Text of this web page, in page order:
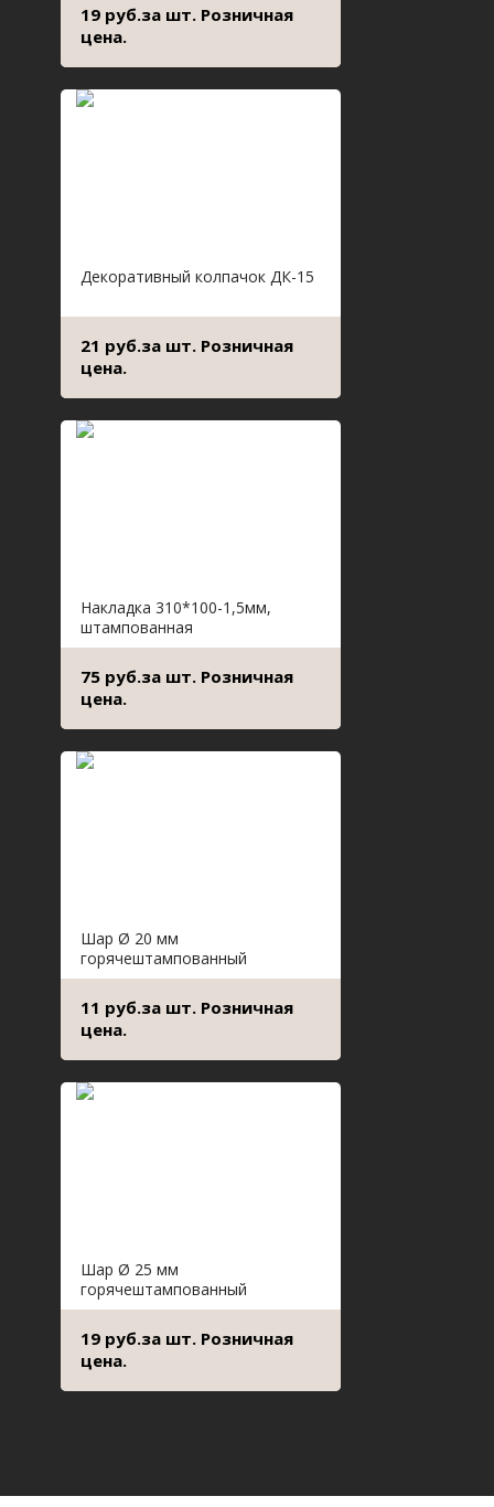
19 руб.за шт. Розничная
цена.
Декоративный колпачок ДК-15
21 руб.за шт. Розничная
цена.
Накладка 310*100-1,5мм,
штампованная
75 руб.за шт. Розничная
цена.
Шар Ø 20 мм
горячештампованный
11 руб.за шт. Розничная
цена.
Шар Ø 25 мм
горячештампованный
19 руб.за шт. Розничная
цена.